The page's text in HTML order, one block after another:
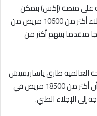
على منصة (إكس) بتمكن
منظمة الصحة العالمية وشركائها من إجلاء أكثر من 10600 مريض من
متقدما بينهم أكثر من
العالمية طارق ياساريفيتش
خلال إحاطة إعلامية للصحفيين في جنيف أن أكثر من 18500 مريض في